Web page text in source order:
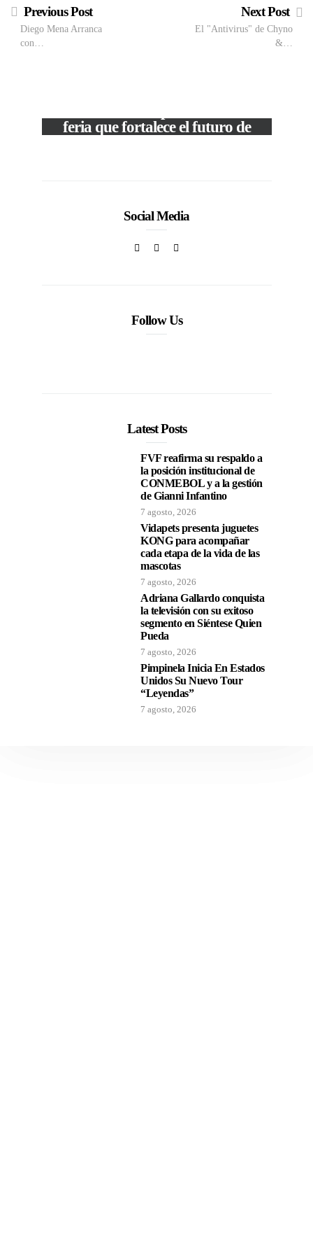
Previous Post
Diego Mena Arranca
con…
Next Post
El "Antivirus" de Chyno
&…
feria que fortalece el futuro de
Social Media
Follow Us
Latest Posts
FVF reafirma su respaldo a
la posición institucional de
CONMEBOL y a la gestión
de Gianni Infantino
7 agosto, 2026
Vidapets presenta juguetes
KONG para acompañar
cada etapa de la vida de las
mascotas
7 agosto, 2026
Adriana Gallardo conquista
la televisión con su exitoso
segmento en Siéntese Quien
Pueda
7 agosto, 2026
Pimpinela Inicia En Estados
Unidos Su Nuevo Tour
“Leyendas”
7 agosto, 2026